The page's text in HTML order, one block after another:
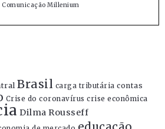
Comunicação Millenium
Brasil carga tributária contas
Crise do coronavírus crise econômica
Dilma Rousseff